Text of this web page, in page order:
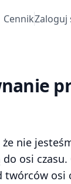
CennikZaloguj
nie
do osi
osi